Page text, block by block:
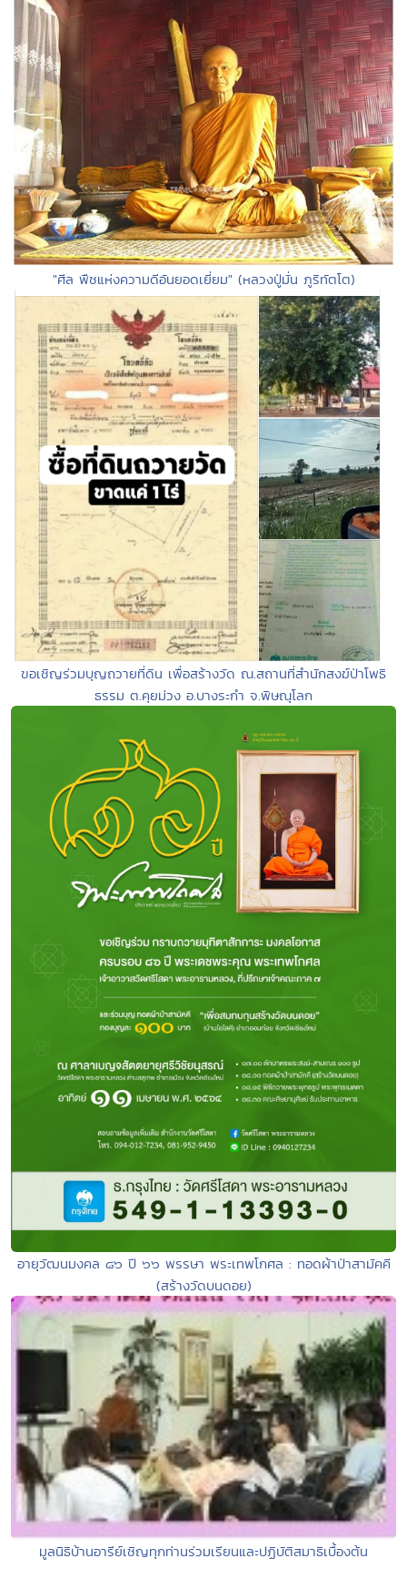
"ศีล พืชแห่งความดีอันยอดเยี่ยม" (หลวงปู่มั่น ภูริทัตโต)
ขอเชิญร่วมบุญถวายที่ดิน เพื่อสร้างวัด ณ.สถานที่สำนักสงฆ์ป่าโพธิ
ธรรม ต.คุยม่วง อ.บางระกำ จ.พิษณุโลก
อายุวัฒนมงคล ๘๖ ปี ๖๖ พรรษา พระเทพโกศล : ทอดผ้าป่าสามัคคี
(สร้างวัดบนดอย)
มูลนิธิบ้านอารีย์เชิญทุกท่านร่วมเรียนและปฏิบัติสมาธิเบื้องต้น